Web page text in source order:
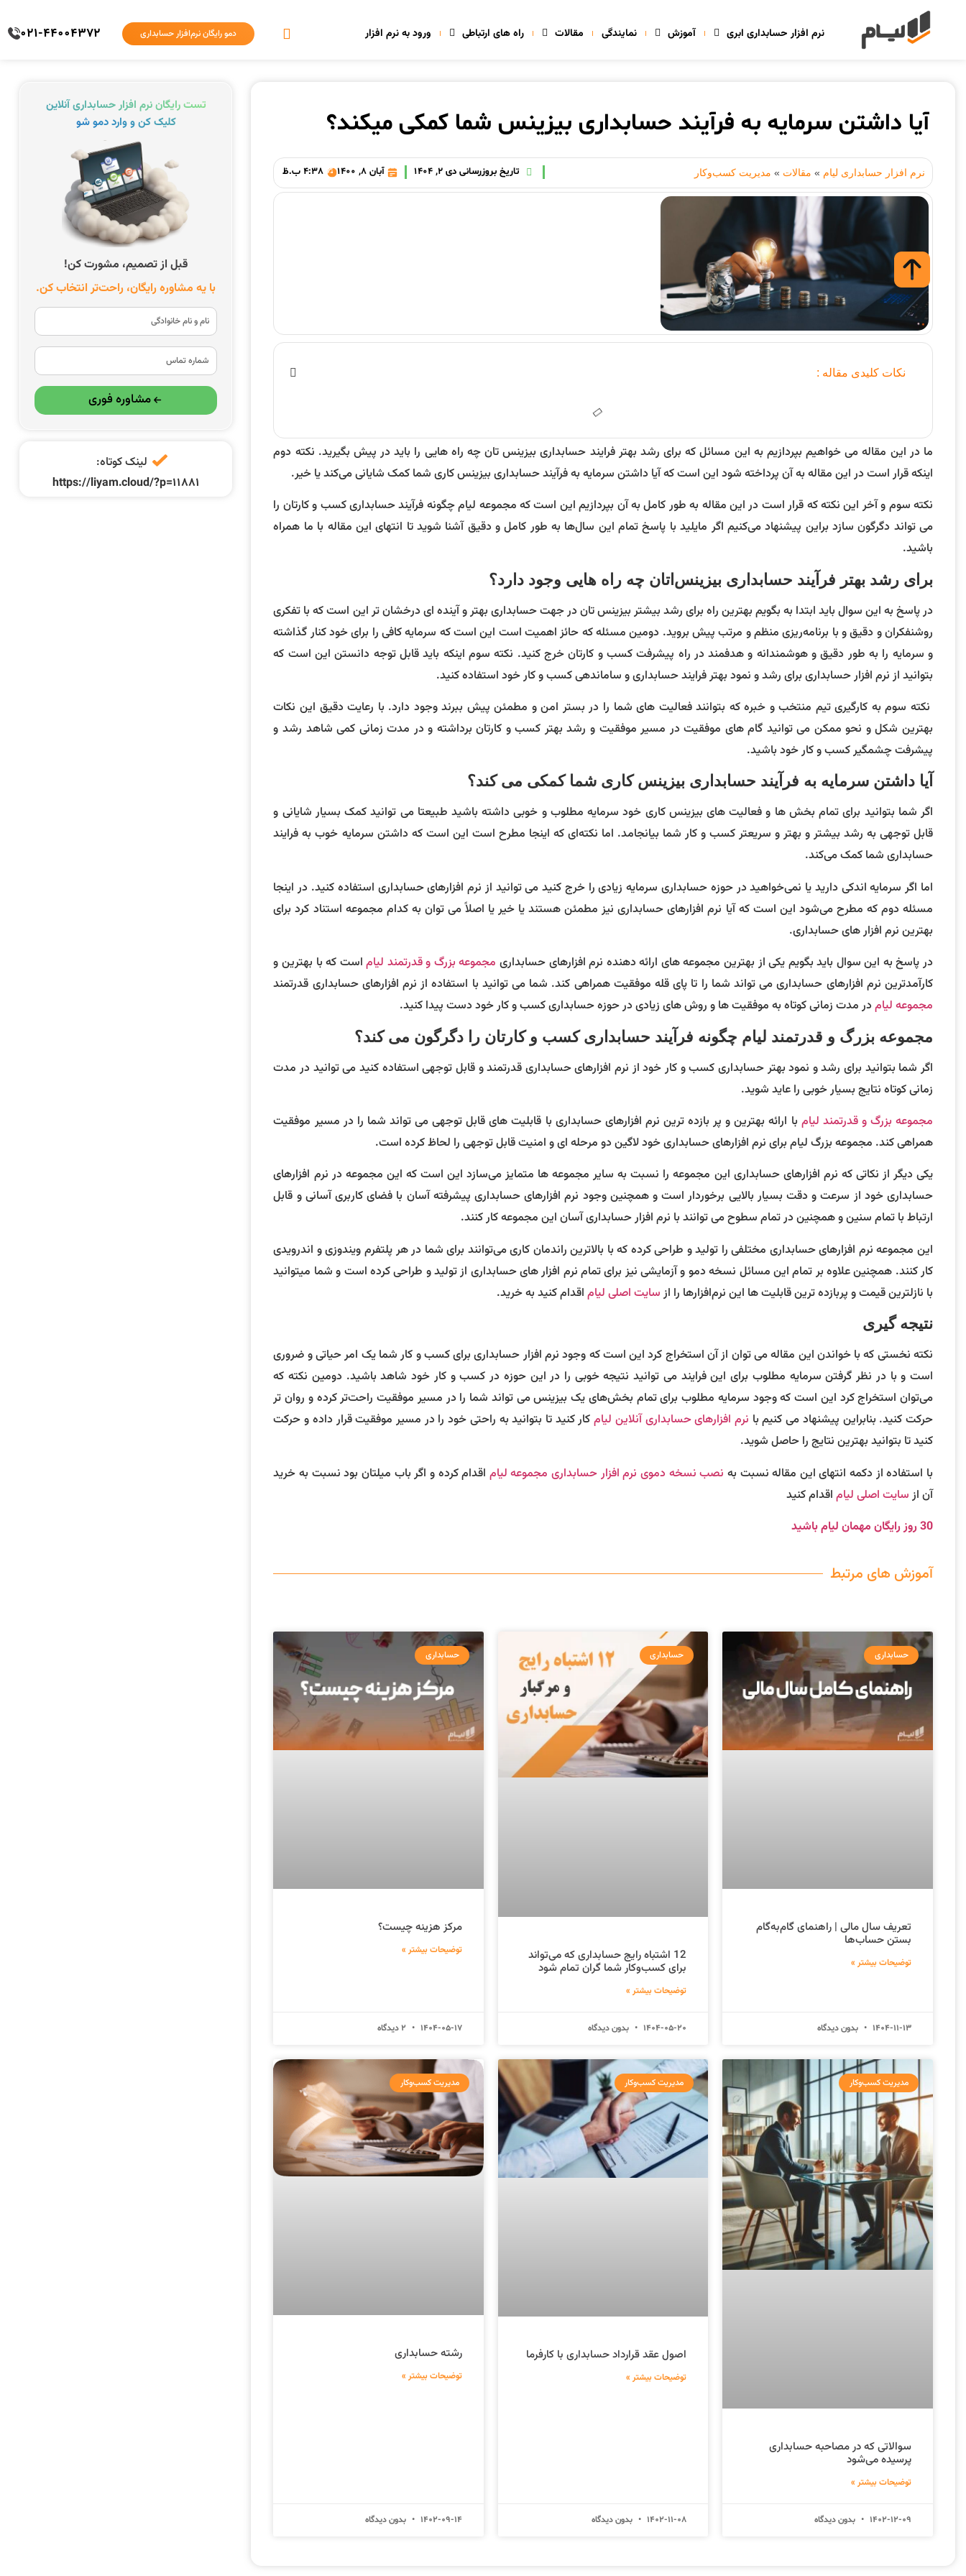
نرم افزار حسابداری ابری آموزش نمایندگی مقالات راه های ارتباطی ورود به نرم افزار دمو رایگان نرم‌افزار حسابداری 021-44004372
آیا داشتن سرمایه به فرآیند حسابداری بیزینس شما کمکی میکند؟
نرم افزار حسابداری لیام » مقالات » مدیریت کسب‌وکار تاریخ بروزرسانی دی 2, 1404 آبان 8, 1400 4:38 ب.ظ
نکات کلیدی مقاله :
ما در این مقاله می خواهیم بپردازیم به این مسائل که برای رشد بهتر فرایند حسابداری بیزینس تان چه راه هایی را باید در پیش بگیرید. نکته دوم
اینکه قرار است در این مقاله به آن پرداخته شود این است که آیا داشتن سرمایه به فرآیند حسابداری بیزینس کاری شما کمک شایانی می‌کند یا خیر.
نکته سوم و آخر این نکته که قرار است در این مقاله به طور کامل به آن بپردازیم این است که مجموعه لیام چگونه فرآیند حسابداری کسب و کارتان را
می تواند دگرگون سازد براین پیشنهاد می‌کنیم اگر مایلید با پاسخ تمام این سال‌ها به طور کامل و دقیق آشنا شوید تا انتهای این مقاله با ما همراه
باشید.
برای رشد بهتر فرآیند حسابداری بیزینس‌اتان چه راه هایی وجود دارد؟
در پاسخ به این سوال باید ابتدا به بگویم بهترین راه برای رشد بیشتر بیزینس تان در جهت حسابداری بهتر و آینده ای درخشان تر این است که با تفکری
روشنفکران و دقیق و با برنامه‌ریزی منظم و مرتب پیش بروید. دومین مسئله که حائز اهمیت است این است که سرمایه کافی را برای خود کنار گذاشته
و سرمایه را به طور دقیق و هوشمندانه و هدفمند در راه پیشرفت کسب و کارتان خرج کنید. نکته سوم اینکه باید قابل توجه دانستن این است که
بتوانید از نرم افزار حسابداری برای رشد و نمود بهتر فرایند حسابداری و ساماندهی کسب و کار خود استفاده کنید.
نکته سوم به کارگیری تیم منتخب و خبره که بتوانند فعالیت های شما را در بستر امن و مطمئن پیش ببرند وجود دارد. با رعایت دقیق این نکات
بهترین شکل و نحو ممکن می توانید گام های موفقیت در مسیر موفقیت و رشد بهتر کسب و کارتان برداشته و در مدت زمانی کمی شاهد رشد و
پیشرفت چشمگیر کسب و کار خود باشید.
آیا داشتن سرمایه به فرآیند حسابداری بیزینس کاری شما کمکی می کند؟
اگر شما بتوانید برای تمام بخش ها و فعالیت های بیزینس کاری خود سرمایه مطلوب و خوبی داشته باشید طبیعتا می توانید کمک بسیار شایانی و
قابل توجهی به رشد بیشتر و بهتر و سریعتر کسب و کار شما بیانجامد. اما نکته‌ای که اینجا مطرح است این است که داشتن سرمایه خوب به فرایند
حسابداری شما کمک می‌کند.
اما اگر سرمایه اندکی دارید یا نمی‌خواهید در حوزه حسابداری سرمایه زیادی را خرج کنید می توانید از نرم افزارهای حسابداری استفاده کنید. در اینجا
مسئله دوم که مطرح می‌شود این است که آیا نرم افزارهای حسابداری نیز مطمئن هستند یا خیر یا اصلاً می توان به کدام مجموعه استناد کرد برای
بهترین نرم افزار های حسابداری.
در پاسخ به این سوال باید بگویم یکی از بهترین مجموعه های ارائه دهنده نرم افزارهای حسابداری مجموعه بزرگ و قدرتمند لیاماست که با بهترین و
کارآمدترین نرم افزارهای حسابداری می تواند شما را تا پای قله موفقیت همراهی کند. شما می توانید با استفاده از نرم افزارهای حسابداری قدرتمند
مجموعه لیام در مدت زمانی کوتاه به موفقیت ها و روش های زیادی در حوزه حسابداری کسب و کار خود دست پیدا کنید.
مجموعه بزرگ و قدرتمند لیام چگونه فرآیند حسابداری کسب و کارتان را دگرگون می کند؟
اگر شما بتوانید برای رشد و نمود بهتر حسابداری کسب و کار خود از نرم افزارهای حسابداری قدرتمند و قابل توجهی استفاده کنید می توانید در مدت
زمانی کوتاه نتایج بسیار خوبی را عاید شوید.
مجموعه بزرگ و قدرتمند لیام با ارائه بهترین و پر بازده ترین نرم افزارهای حسابداری با قابلیت های قابل توجهی می تواند شما را در مسیر موفقیت
همراهی کند. مجموعه بزرگ لیام برای نرم افزارهای حسابداری خود لاگین دو مرحله ای و امنیت قابل توجهی را لحاظ کرده است.
یکی دیگر از نکاتی که نرم افزارهای حسابداری این مجموعه را نسبت به سایر مجموعه ها متمایز می‌سازد این است که این مجموعه در نرم افزارهای
حسابداری خود از سرعت و دقت بسیار بالایی برخوردار است و همچنین وجود نرم افزارهای حسابداری پیشرفته آسان با فضای کاربری آسانی و قابل
ارتباط با تمام سنین و همچنین در تمام سطوح می توانند با نرم افزار حسابداری آسان این مجموعه کار کنند.
این مجموعه نرم افزارهای حسابداری مختلفی را تولید و طراحی کرده که با بالاترین راندمان کاری می‌توانند برای شما در هر پلتفرم ویندوزی و اندرویدی
کار کنند. همچنین علاوه بر تمام این مسائل نسخه دمو و آزمایشی نیز برای تمام نرم افزار های حسابداری از تولید و طراحی کرده است و شما میتوانید
با نازلترین قیمت و پربازده ترین قابلیت ها این نرم‌افزارها را از سایت اصلی لیام اقدام کنید به خرید.
نتیجه گیری
نکته نخستی که با خواندن این مقاله می توان از آن استخراج کرد این است که وجود نرم افزار حسابداری برای کسب و کار شما یک امر حیاتی و ضروری
است و با در نظر گرفتن سرمایه مطلوب برای این فرایند می توانید نتیجه خوبی را در این حوزه در کسب و کار خود شاهد باشید. دومین نکته که
می‌توان استخراج کرد این است که وجود سرمایه مطلوب برای تمام بخش‌های یک بیزینس می تواند شما را در مسیر موفقیت راحت‌تر کرده و روان تر
حرکت کنید. بنابراین پیشنهاد می کنیم با نرم افزارهای حسابداری آنلاین لیامکار کنید تا بتوانید به راحتی خود را در مسیر موفقیت قرار داده و حرکت
کنید تا بتوانید بهترین نتایج را حاصل شوید.
با استفاده از دکمه انتهای این مقاله نسبت به نصب نسخه دموی نرم افزار حسابداری مجموعه لیام اقدام کرده و اگر باب میلتان بود نسبت به خرید
آن از سایت اصلی لیام اقدام کنید ‌
30 روز رایگان مهمان لیام باشید
آموزش های مرتبط
حسابداری
تعریف سال مالی | راهنمای گام‌به‌گام
بستن حساب‌ها
توضیحات بیشتر »
1404-11-13 بدون دیدگاه
حسابداری
12 اشتباه رایج حسابداری که می‌تواند
برای کسب‌وکار شما گران تمام شود
توضیحات بیشتر »
1404-05-20 بدون دیدگاه
حسابداری
مرکز هزینه چیست؟
توضیحات بیشتر »
1404-05-17
مدیریت کسب‌وکار
سوالاتی که در مصاحبه حسابداری
پرسیده می‌شود
توضیحات بیشتر »
1402-12-09 بدون دیدگاه
مدیریت کسب‌وکار
اصول عقد قرارداد حسابداری با کارفرما
توضیحات بیشتر »
1402-11-08 بدون دیدگاه
مدیریت کسب‌وکار
رشته حسابداری
توضیحات بیشتر »
1402-09-14 بدون دیدگاه
تست رایگان نرم افزار حسابداری آنلاین
کلیک کن و وارد دمو شو
قبل از تصمیم، مشورت کن!
با یه مشاوره رایگان، راحت‌تر انتخاب کن.
مشاوره فوری
لینک کوتاه:
https://liyam.cloud/?p=11881